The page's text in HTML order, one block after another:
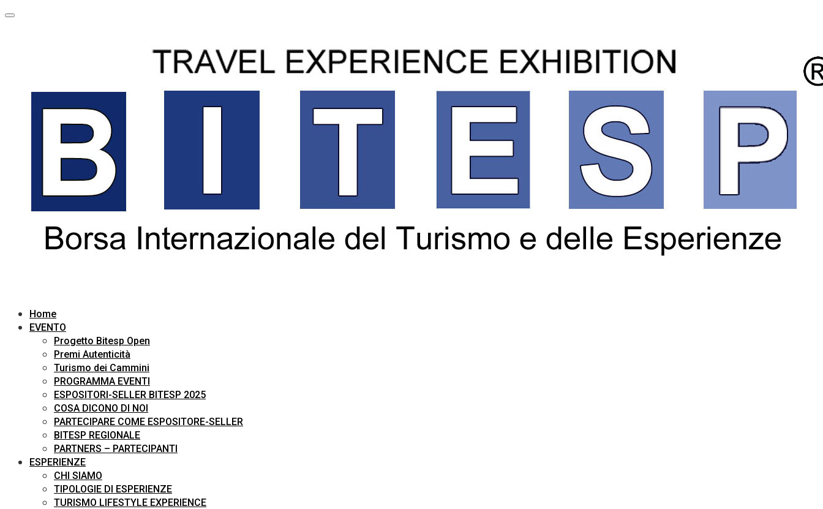
Home
EVENTO
Progetto Bitesp Open
Premi Autenticità
Turismo dei Cammini
PROGRAMMA EVENTI
ESPOSITORI-SELLER BITESP 2025
COSA DICONO DI NOI
PARTECIPARE COME ESPOSITORE-SELLER
BITESP REGIONALE
PARTNERS – PARTECIPANTI
ESPERIENZE
CHI SIAMO
TIPOLOGIE DI ESPERIENZE
TURISMO LIFESTYLE EXPERIENCE